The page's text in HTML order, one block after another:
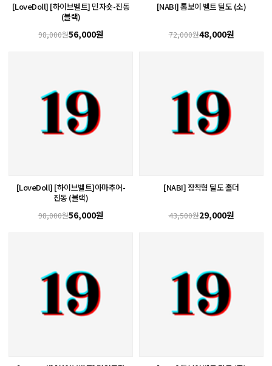
[LoveDoll] [하이브벨트] 민자숏-진동
(블랙)
98,000원56,000원
[NABI] 톰보이 벨트 딜도 (소)
72,000원48,000원
[LoveDoll] [하이브벨트]아마추어-
진동 (블랙)
98,000원56,000원
[NABI] 장착형 딜도 홀더
43,500원29,000원